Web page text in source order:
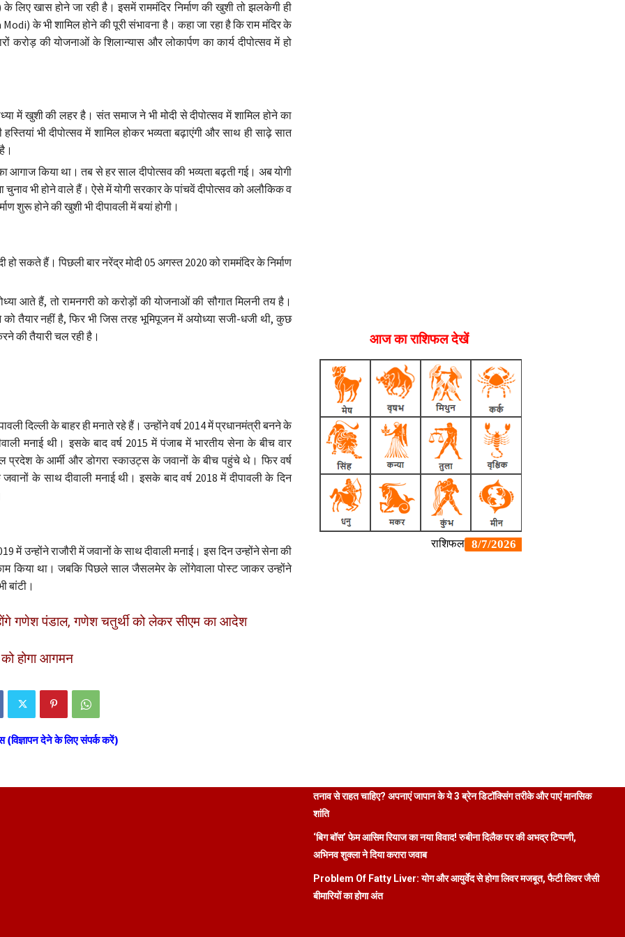
के लिए खास होने जा रही है। इसमें राममंदिर निर्माण की खुशी तो झलकेगी ही
के भी शामिल होने की पूरी संभावना है। कहा जा रहा है कि राम मंदिर के
करोड़ की योजनाओं के शिलान्यास और लोकार्पण का कार्य दीपोत्सव में हो
में खुशी की लहर है। संत समाज ने भी मोदी से दीपोत्सव में शामिल होने का
भी दीपोत्सव में शामिल होकर भव्यता बढ़ाएंगी और साथ ही साढ़े सात
आगाज किया था। तब से हर साल दीपोत्सव की भव्यता बढ़ती गई। अब योगी
भी होने वाले हैं। ऐसे में योगी सरकार के पांचवें दीपोत्सव को अलौकिक व
शुरू होने की खुशी भी दीपावली में बयां होगी।
सकते हैं। पिछली बार नरेंद्र मोदी 05 अगस्त 2020 को राममंदिर के निर्माण
आते हैं, तो रामनगरी को करोड़ों की योजनाओं की सौगात मिलनी तय है।
तैयार नहीं है, फिर भी जिस तरह भूमिपूजन में अयोध्या सजी-धजी थी, कुछ
की तैयारी चल रही है।
दिल्ली के बाहर ही मनाते रहे हैं। उन्होंने वर्ष 2014 में प्रधानमंत्री बनने के
मनाई थी। इसके बाद वर्ष 2015 में पंजाब में भारतीय सेना के बीच वार
प्रदेश के आर्मी और डोगरा स्काउट्स के जवानों के बीच पहुंचे थे। फिर वर्ष
के साथ दीवाली मनाई थी। इसके बाद वर्ष 2018 में दीपावली के दिन
में उन्होंने राजौरी में जवानों के साथ दीवाली मनाई। इस दिन उन्होंने सेना की
किया था। जबकि पिछले साल जैसलमेर के लोंगेवाला पोस्ट जाकर उन्होंने
बांटी।
होंगे गणेश पंडाल, गणेश चतुर्थी को लेकर सीएम का आदेश
होगा आगमन
(विज्ञापन देने के लिए संपर्क करें)
आज का राशिफल देखें
तनाव से राहत चाहिए? अपनाएं जापान के ये 3 ब्रेन डिटॉक्सिंग तरीके और पाएं मानसिक
शांति
‘बिग बॉस’ फेम आसिम रियाज का नया विवाद! रुबीना दिलैक पर की अभद्र टिप्पणी,
अभिनव शुक्ला ने दिया करारा जवाब
Problem Of Fatty Liver: योग और आयुर्वेद से होगा लिवर मजबूत, फैटी लिवर जैसी
बीमारियों का होगा अंत